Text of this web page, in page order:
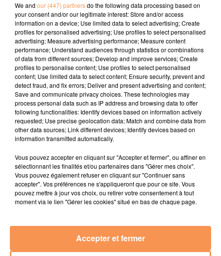
PODCAST DE PSL: EMISSION DU LUNDI 30 AVRIL 2018
TITRES DIFFUSÉS
11h57
11h57
BOB SINCLAR
Love Generation
11h53
11h53
MOME
Aloha
11h45
11h45
T.A.T.U
All The Things She
Said
We and our (447) partnersdo the following data processing based on
your consent and/or our legitimate interest: Store and/or access
information on a device; Use limited data to select advertising; Create
profiles for personalised advertising; Use profiles to select personalised
advertising; Measure advertising performance; Measure content
performance; Understand audiences through statistics or combinations
of data from different sources; Develop and improve services; Create
profiles to personalise content; Use profiles to select personalised
content; Use limited data to select content; Ensure security, prevent and
detect fraud, and fix errors; Deliver and present advertising and content;
Save and communicate privacy choices. These technologies may
process personal data such as IP address and browsing data to offer
following functionalities: Identify devices based on information actively
requested; Use precise geolocation data; Match and combine data from
other data sources; Link different devices; Identify devices based on
information transmitted automatically.
Vous pouvez accepter en cliquant sur "Accepter et fermer", ou affiner en
sélectionnant les finalités et/ou partenaires dans "Gérer mes choix".
Vous pouvez également refuser en cliquant sur "Continuer sans
accepter". Vos préférences ne s'appliqueront que pour ce site. Vous
pouvez mettre à jour vos choix, ou retirer votre consentement à tout
moment via le lien "Gérer les cookies" situé en bas de chaque page.
Accepter et fermer